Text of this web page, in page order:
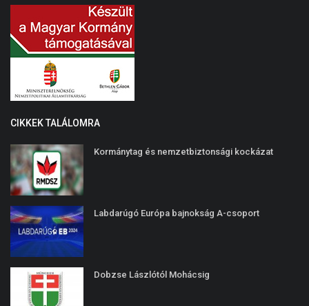
CIKKEK TALÁLOMRA
Kormánytag és nemzetbiztonsági kockázat
Labdarúgó Európa bajnokság A-csoport
Dobzse Lászlótól Mohácsig